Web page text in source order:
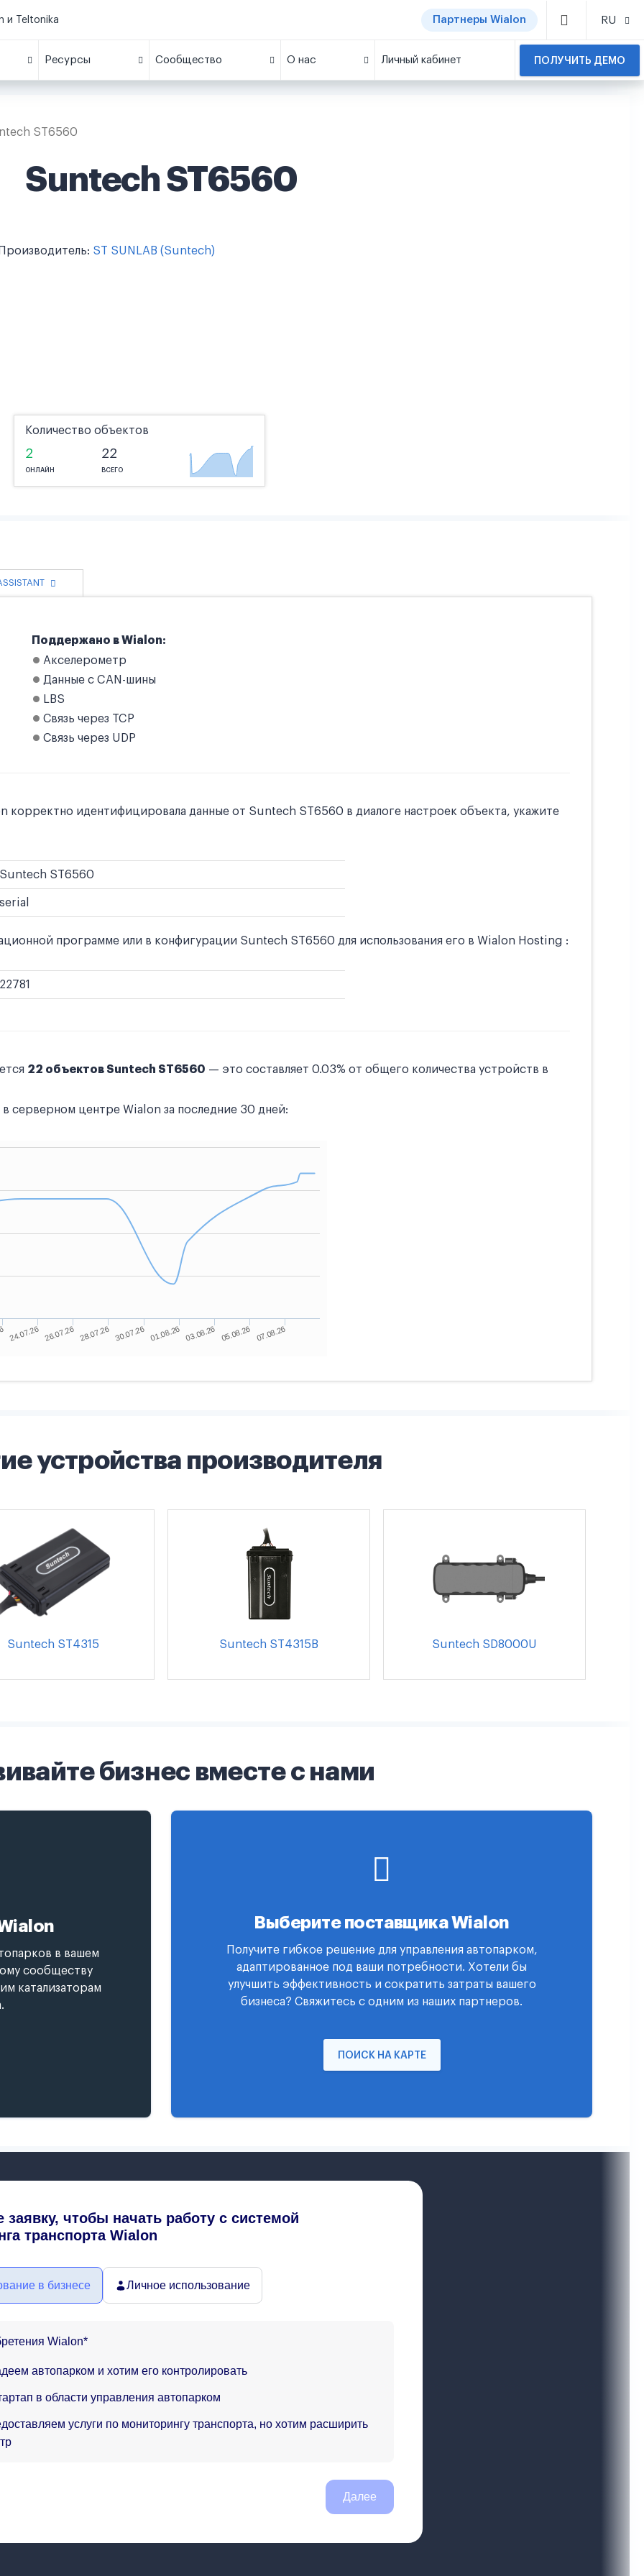
и Teltonika Партнеры Wialon RU
Ресурсы Сообщество О нас Личный кабинет ПОЛУЧИТЬ ДЕМО
ST6560
Suntech ST6560
ST SUNLAB (Suntech)
Количество объектов
2
ОНЛАЙН
22
ВСЕГО
Поддержано в Wialon:
Акселерометр
Данные с CAN-шины
LBS
Связь через TCP
Связь через UDP
корректно идентифицировала данные от Suntech ST6560 в диалоге настроек объекта, укажите
Suntech ST6560
serial
программе или в конфигурации Suntech ST6560 для использования его в Wialon Hosting :
22781
22 объектов Suntech ST6560 — это составляет 0.03% от общего количества устройств в
серверном центре Wialon за последние 30 дней:
устройства производителя
Suntech ST4315 Suntech ST4315B Suntech SD8000U
бизнес вместе с нами
в вашем
сообществу
катализаторам
Выберите поставщика Wialon
Получите гибкое решение для управления автопарком,
адаптированное под ваши потребности. Хотели бы
улучшить эффективность и сократить затраты вашего
бизнеса? Свяжитесь с одним из наших партнеров.
ПОИСК НА КАРТЕ